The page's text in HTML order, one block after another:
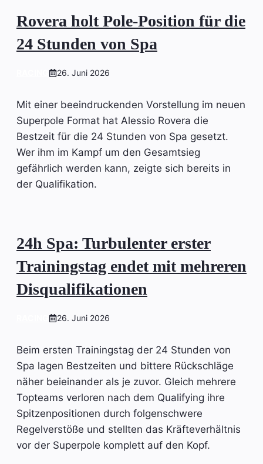
Rovera holt Pole-Position für die
24 Stunden von Spa
26. Juni 2026
Mit einer beeindruckenden Vorstellung im neuen
Superpole Format hat Alessio Rovera die
Bestzeit für die 24 Stunden von Spa gesetzt.
Wer ihm im Kampf um den Gesamtsieg
gefährlich werden kann, zeigte sich bereits in
der Qualifikation.
24h Spa: Turbulenter erster
Trainingstag endet mit mehreren
Disqualifikationen
26. Juni 2026
Beim ersten Trainingstag der 24 Stunden von
Spa lagen Bestzeiten und bittere Rückschläge
näher beieinander als je zuvor. Gleich mehrere
Topteams verloren nach dem Qualifying ihre
Spitzenpositionen durch folgenschwere
Regelverstöße und stellten das Kräfteverhältnis
vor der Superpole komplett auf den Kopf.